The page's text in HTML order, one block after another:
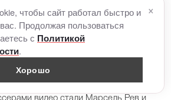
Warner Bros. в Лос-Анджелесе. В
луке Valentino гуляет под городу
— это метафорическое
видео стали Марсель Рев и
чтобы сайт работал быстро и
Продолжая пользоваться
с Политикой
.
Хорошо
×